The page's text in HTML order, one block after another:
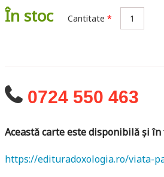
În stoc Cantitate *
0724 550 463
Această carte este disponibilă și
https://edituradoxologia.ro/viata-